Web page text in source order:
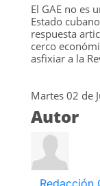
El GAE no es
Estado
respuesta
cerco
asfixiar a la
Martes 02 de
Autor